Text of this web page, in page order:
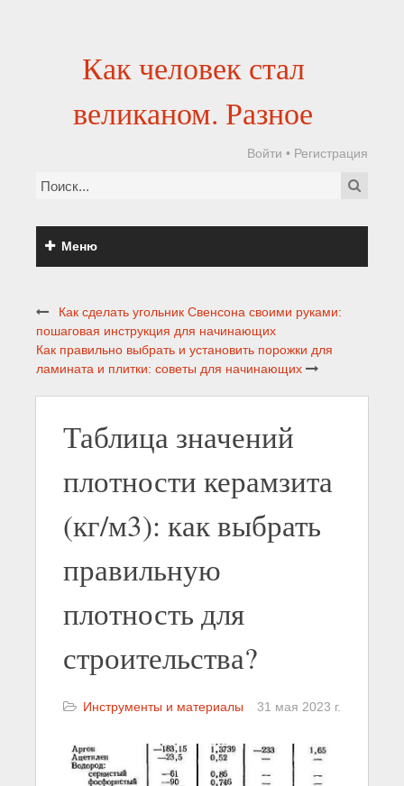
Как человек стал
великаном. Разное
Войти • Регистрация
Меню
Как сделать угольник Свенсона своими руками:
пошаговая инструкция для начинающих
Как правильно выбрать и установить порожки для
ламината и плитки: советы для начинающих
Таблица значений
плотности керамзита
(кг/м3): как выбрать
правильную
плотность для
строительства?
Инструменты и материалы 31 мая 2023 г.